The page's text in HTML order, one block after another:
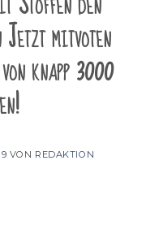
Jetzt mitvoten
knapp 3000
VON REDAKTION